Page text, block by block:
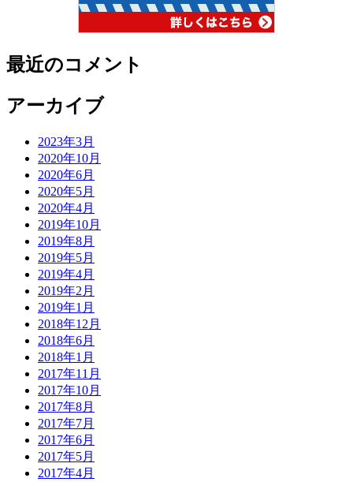
最近のコメント
アーカイブ
2023年3月
2020年10月
2020年6月
2020年5月
2020年4月
2019年10月
2019年8月
2019年5月
2019年4月
2019年2月
2019年1月
2018年12月
2018年6月
2018年1月
2017年11月
2017年10月
2017年8月
2017年7月
2017年6月
2017年5月
2017年4月